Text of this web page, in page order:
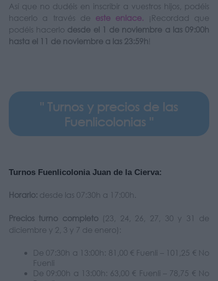
Así que no dudéis en inscribir a vuestros hijos, podéis
hacerlo a través de este enlace. ¡Recordad que
podéis hacerlo desde el 1 de noviembre a las 09:00h
hasta el 11 de noviembre a las 23:59h!
" Turnos y precios de las
Fuenlicolonias "
Turnos Fuenlicolonia Juan de la Cierva:
Horario: desde las 07:30h a 17:00h.
Precios turno completo (23, 24, 26, 27, 30 y 31 de
diciembre y 2, 3 y 7 de enero):
De 07:30h a 13:00h: 81,00 € Fuenli – 101,25 € No
Fuenli
De 09:00h a 13:00h: 63,00 € Fuenli – 78,75 € No